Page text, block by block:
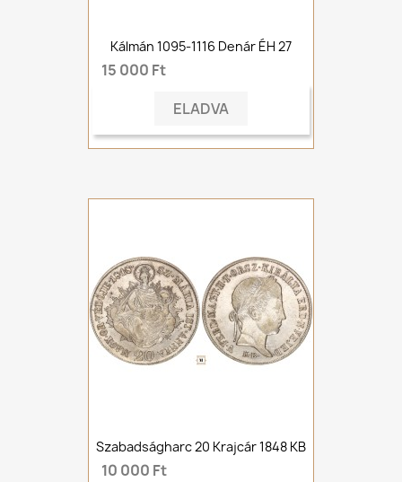
Kálmán 1095-1116 Denár ÉH 27
15 000 Ft
ELADVA
Szabadságharc 20 Krajcár 1848 KB
10 000 Ft